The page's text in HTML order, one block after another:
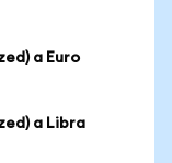
a Euro
a Libra